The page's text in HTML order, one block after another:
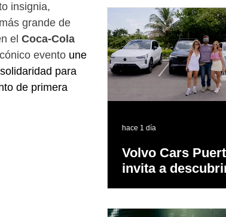
insignia,
grande de
el Coca-Cola
evento une
para
de primera
público
Volvo Cars
invita a
hace 1 día